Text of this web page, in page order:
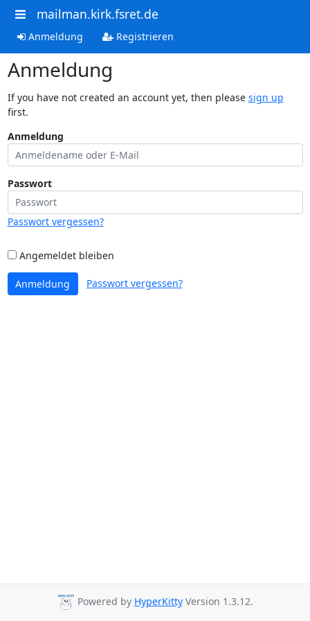
mailman.kirk.fsret.de
Anmeldung Registrieren
Anmeldung
If you have not created an account yet, then please sign up
first.
Anmeldung
Passwort
Passwort vergessen?
Angemeldet bleiben
Anmeldung Passwort vergessen?
Powered by HyperKittyVersion 1.3.12.